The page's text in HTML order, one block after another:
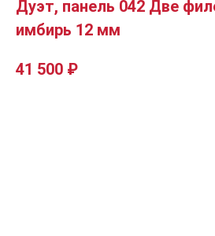
Дуэт, панель 042 Две
имбирь 12 мм
41 500 ₽